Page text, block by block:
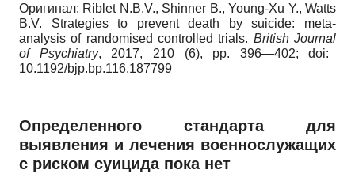
Оригинал: Riblet N.B.V., Shinner B., Young-Xu Y., Watts
B.V. Strategies to prevent death by suicide: meta-
analysis of randomised controlled trials. British Journal
of
Psychiatry, 2017, 210 (6), pp. 396—402;doi:
10.1192/bjp.bp.116.187799
Определенного стандарта для
выявления и лечения военнослужащих
с риском суицида пока нет